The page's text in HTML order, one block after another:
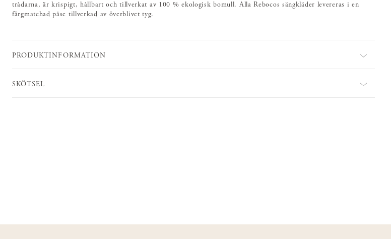
trådarna, är krispigt, hållbart och tillverkat av 100 % ekologisk bomull. Alla Rebocos sängkläder levereras i en
färgmatchad påse tillverkad av överblivet tyg.
PRODUKTINFORMATION
SKÖTSEL